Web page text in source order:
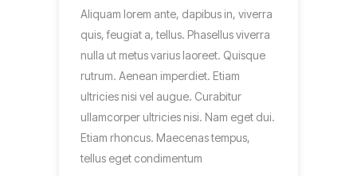
Aliquam lorem ante, dapibus in, viverra
quis, feugiat a, tellus. Phasellus viverra
nulla ut metus varius laoreet. Quisque
rutrum. Aenean imperdiet. Etiam
ultricies nisi vel augue. Curabitur
ullamcorper ultricies nisi. Nam eget dui.
Etiam rhoncus. Maecenas tempus,
tellus eget condimentum